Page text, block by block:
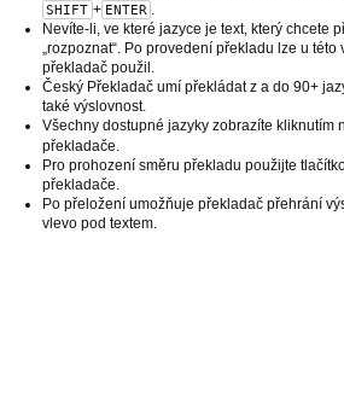
SHIFT + ENTER .
Nevíte-li, ve které jazyce je text, který chcete
„rozpoznat“. Po provedení překladu lze u této
překladač použil.
Český Překladač umí překládat z a do 90+
také výslovnost.
Všechny dostupné jazyky zobrazíte kliknutím
překladače.
Pro prohození směru překladu použijte
překladače.
Po přeložení umožňuje překladač přehrání
vlevo pod textem.